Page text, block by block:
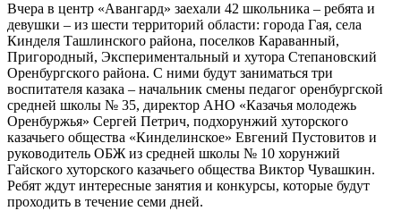
Вчера в центр «Авангард» заехали 42 школьника – ребята и
девушки – из шести территорий области: города Гая, села
Кинделя Ташлинского района, поселков Караванный,
Пригородный, Экспериментальный и хутора Степановский
Оренбургского района. С ними будут заниматься три
воспитателя казака – начальник смены педагог оренбургской
средней школы № 35, директор АНО «Казачья молодежь
Оренбуржья» Сергей Петрич, подхорунжий хуторского
казачьего общества «Кинделинское» Евгений Пустовитов и
руководитель ОБЖ из средней школы № 10 хорунжий
Гайского хуторского казачьего общества Виктор Чувашкин.
Ребят ждут интересные занятия и конкурсы, которые будут
проходить в течение семи дней.